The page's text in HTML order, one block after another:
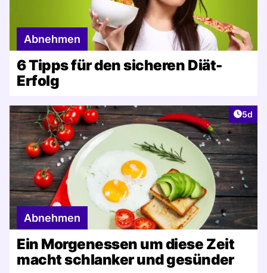
Abnehmen
6 Tipps für den sicheren Diät-
Erfolg
5d
Abnehmen
Ein Morgenessen um diese Zeit
macht schlanker und gesünder